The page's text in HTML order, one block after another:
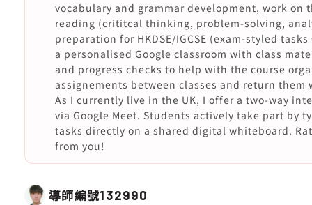
vocabulary and grammar development, work on
reading (crititcal thinking, problem-solving,
preparation for HKDSE/IGCSE (exam-styled
a personalised Google classroom with class
and progress checks to help with the course
assignements between classes and return
As I currently live in the UK, I offer a two-way
via Google Meet. Students actively take part by
tasks directly on a shared digital whiteboard.
from you!
導師編號132990